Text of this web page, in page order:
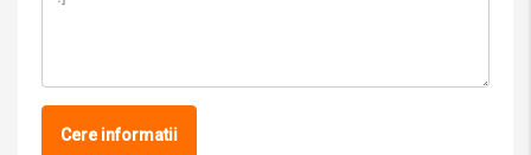
Cere informatii